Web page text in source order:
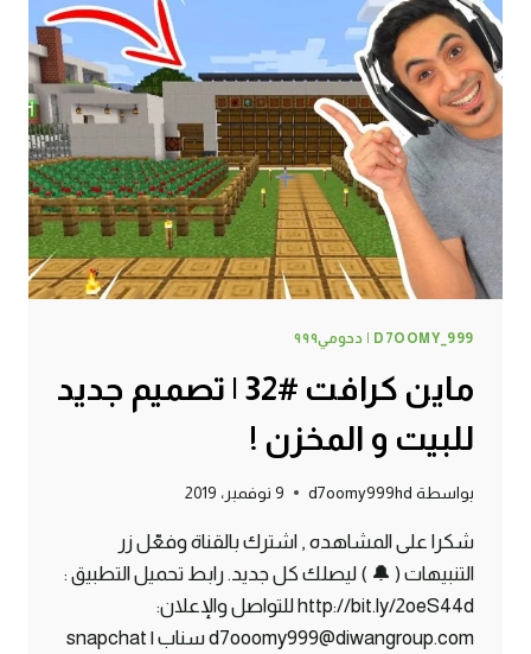
للقرية
الصينية
D7OOMY_999 | دحومي٩٩٩
ماين كرافت #32 | تصميم جديد
للبيت و المخزن !
بواسطة d7oomy999hd 9 نوفمبر، 2019
شكرا على المشاهده , اشترك بالقناة وفعّل زر
التنبيهات ( 🔔 ) ليصلك كل جديد. رابط تحميل التطبيق :
http://bit.ly/2oeS44d للتواصل والإعلان:
d7ooomy999@diwangroup.com سناب | snapchat